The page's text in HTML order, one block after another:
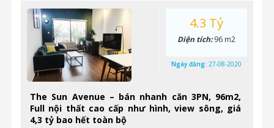
The Sun Avenue – bán nhanh căn 3PN, 96m2,
Full nội thất cao cấp như hình, view sông, giá
4,3 tỷ bao hết toàn bộ
4.3 Tỷ
Diện tích:96 m2
Ngày đăng: 27-08-2020